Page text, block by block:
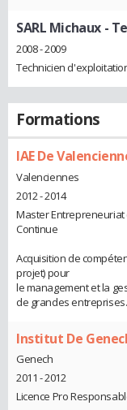
SARL Michaux-
2008 - 2009
Technicien
Formations
IAE De
Valenciennes
2012 - 2014
Master Entrepreneuriat
Continue
Acquisition de
projet) pour
le management et la
de grandes entreprises.
Institut De
Genech
2011 - 2012
Licence Pro